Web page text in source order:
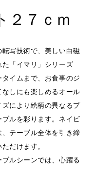
７ｃｍ
写技術で、美しい白磁
「イマリ」シリーズ
イムまで、お食事のジ
しにも楽しめるオール
により絵柄の異なるプ
ルを彩ります。ネイビ
テーブル全体を引き締
だけます。
ルシーンでは、心躍る